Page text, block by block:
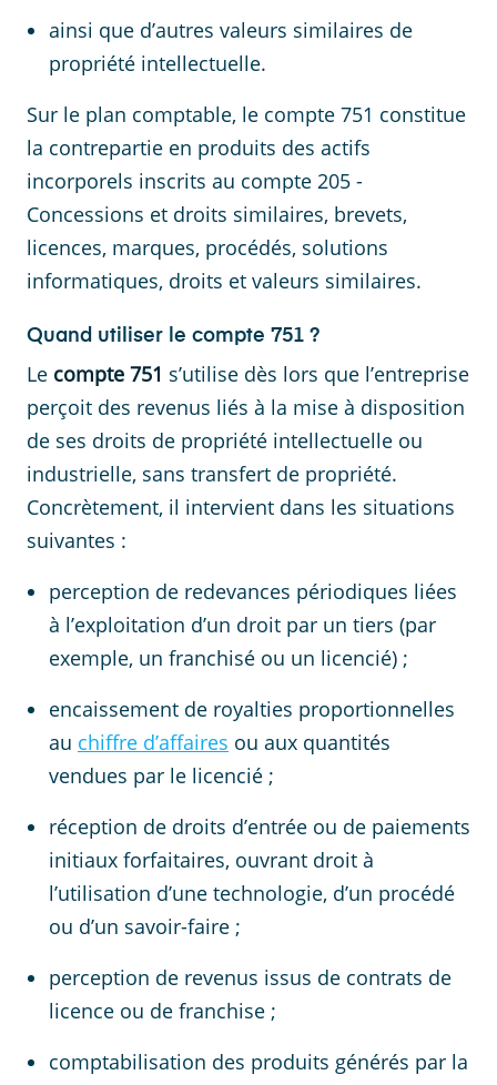
ainsi que d’autres valeurs similaires de
propriété intellectuelle.
Sur le plan comptable, le compte 751 constitue
la contrepartie en produits des actifs
incorporels inscrits au compte 205 -
Concessions et droits similaires, brevets,
licences, marques, procédés, solutions
informatiques, droits et valeurs similaires.
Quand utiliser le compte 751 ?
Le compte 751 s’utilise dès lors que l’entreprise
perçoit des revenus liés à la mise à disposition
de ses droits de propriété intellectuelle ou
industrielle, sans transfert de propriété.
Concrètement, il intervient dans les situations
suivantes :
perception de redevances périodiques liées
à l’exploitation d’un droit par un tiers (par
exemple, un franchisé ou un licencié) ;
encaissement de royalties proportionnelles
au chiffre d’affaires ou aux quantités
vendues par le licencié ;
réception de droits d’entrée ou de paiements
initiaux forfaitaires, ouvrant droit à
l’utilisation d’une technologie, d’un procédé
ou d’un savoir-faire ;
perception de revenus issus de contrats de
licence ou de franchise ;
comptabilisation des produits générés par la